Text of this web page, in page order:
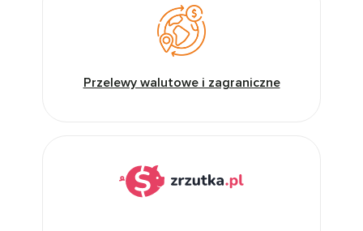
Przelewy walutowe i zagraniczne